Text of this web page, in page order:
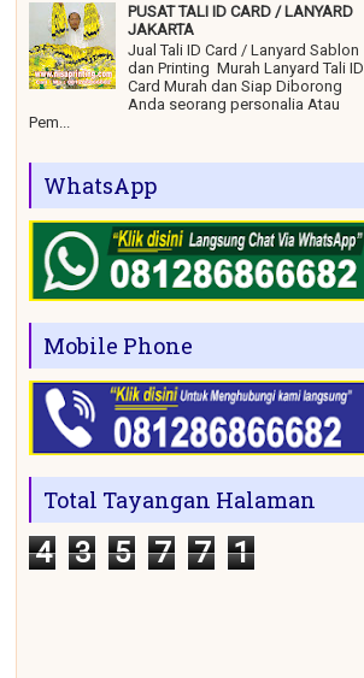
PUSAT TALI ID CARD / LANYARD
JAKARTA
Jual Tali ID Card / Lanyard Sablon
dan Printing Murah Lanyard Tali ID
Card Murah dan Siap Diborong
Anda seorang personalia Atau
Pem...
WhatsApp
Mobile Phone
Total Tayangan Halaman
4 3 5 7 7 1